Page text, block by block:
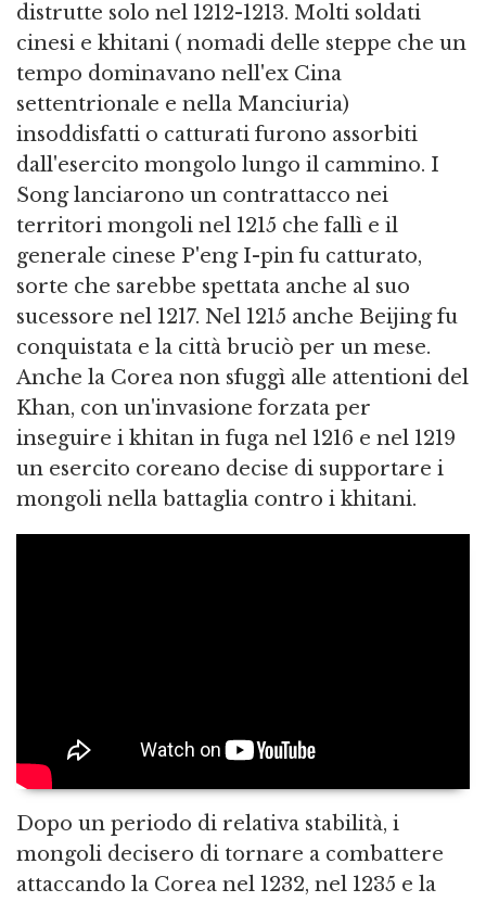
distrutte solo nel 1212-1213. Molti soldati
cinesi e khitani ( nomadi delle steppe che un
tempo dominavano nell'ex Cina
settentrionale e nella Manciuria)
insoddisfatti o catturati furono assorbiti
dall'esercito mongolo lungo il cammino. I
Song lanciarono un contrattacco nei
territori mongoli nel 1215 che fallì e il
generale cinese P'eng I-pin fu catturato,
sorte che sarebbe spettata anche al suo
sucessore nel 1217. Nel 1215 anche Beijing fu
conquistata e la città bruciò per un mese.
Anche la Corea non sfuggì alle attentioni del
Khan, con un'invasione forzata per
inseguire i khitan in fuga nel 1216 e nel 1219
un esercito coreano decise di supportare i
mongoli nella battaglia contro i khitani.
Dopo un periodo di relativa stabilità, i
mongoli decisero di tornare a combattere
attaccando la Corea nel 1232, nel 1235 e la